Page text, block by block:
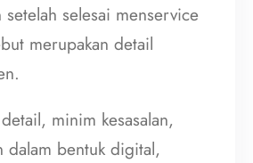
selesai menservice
merupakan detail
minim kesasalan,
dalam bentuk digital,